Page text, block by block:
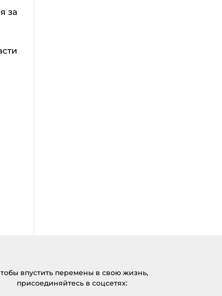
за
впустить перемены в свою жизнь,
присоединяйтесь в соцсетях: